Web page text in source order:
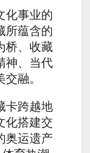
化事业的
所蕴含的
桥、收藏
神、当代
融。
卡跨越地
化搭建交
奥运遗产